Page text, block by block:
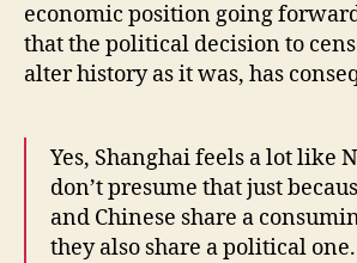
economic position going
that the political decision to
alter history as it was, has
Yes, Shanghai feels a lot like
don’t presume that just
and Chinese share a
they also share a political